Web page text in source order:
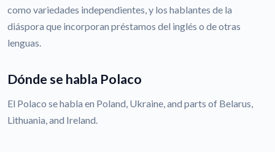
como variedades independientes, y los hablantes de la
diáspora que incorporan préstamos del inglés o de otras
lenguas.
Dónde se habla Polaco
El Polaco se habla en Poland, Ukraine, and parts of Belarus,
Lithuania, and Ireland.